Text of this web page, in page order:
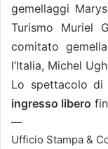
gemellaggi
Turismo Muriel
comitato
l’Italia, Michel
Lo spettacolo di
ingresso libero
—
Ufficio Stampa &